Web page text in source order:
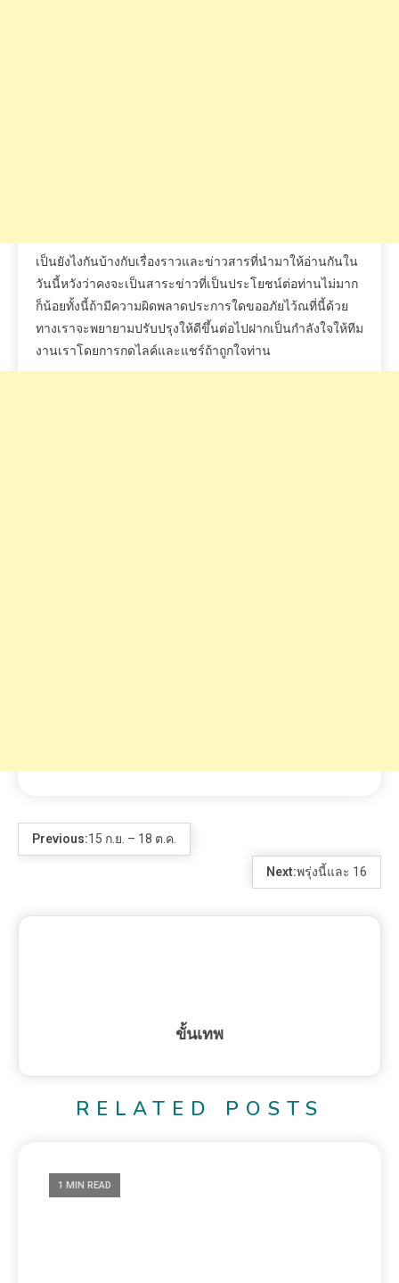
เป็นยังไงกันบ้างกับเรื่องราวและข่าวสารที่นำมาให้อ่านกันใน
วันนี้หวังว่าคงจะเป็นสาระข่าวที่เป็นประโยชน์ต่อท่านไม่มาก
ก็น้อยทั้งนี้ถ้ามีความผิดพลาดประการใดขออภัยไว้ณที่นี้ด้วย
ทางเราจะพยายามปรับปรุงให้ดีขึ้นต่อไปฝากเป็นกำลังใจให้ทีม
งานเราโดยการกดไลค์และแชร์ถ้าถูกใจท่าน
Previous:15 ก.ย. – 18 ต.ค.
Next:พรุ่งนี้และ 16
ขั้นเทพ
RELATED POSTS
1 MIN READ